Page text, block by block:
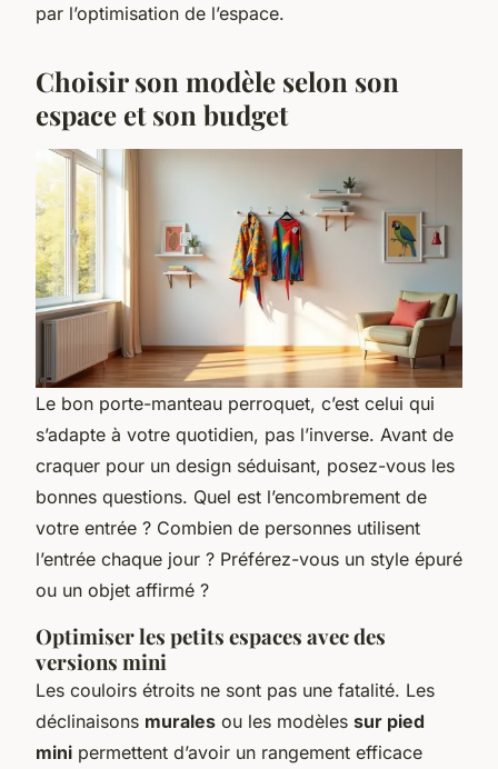
par l’optimisation de l’espace.
Choisir son modèle selon son
espace et son budget
Le bon porte-manteau perroquet, c’est celui qui
s’adapte à votre quotidien, pas l’inverse. Avant de
craquer pour un design séduisant, posez-vous les
bonnes questions. Quel est l’encombrement de
votre entrée ? Combien de personnes utilisent
l’entrée chaque jour ? Préférez-vous un style épuré
ou un objet affirmé ?
Optimiser les petits espaces avec des
versions mini
Les couloirs étroits ne sont pas une fatalité. Les
déclinaisons murales ou les modèles sur pied
mini permettent d’avoir un rangement efficace